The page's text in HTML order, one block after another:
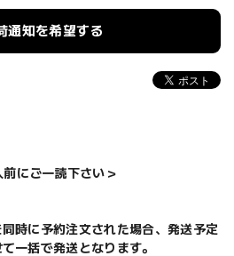
通知を希望する
前にご一読下さい＞
時に予約注文された場合、発送予定
一括で発送となります。